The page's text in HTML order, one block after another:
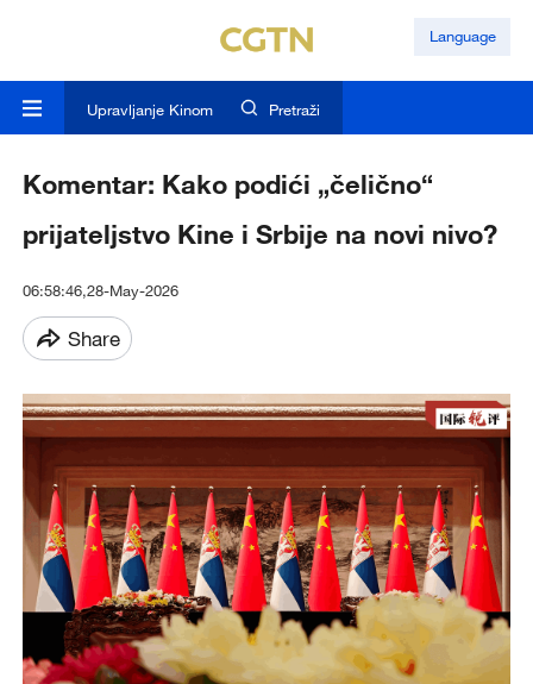
Language
Upravljanje Kinom Pretraži
Komentar: Kako podići „čelično“
prijateljstvo Kine i Srbije na novi nivo?
06:58:46,28-May-2026
Share